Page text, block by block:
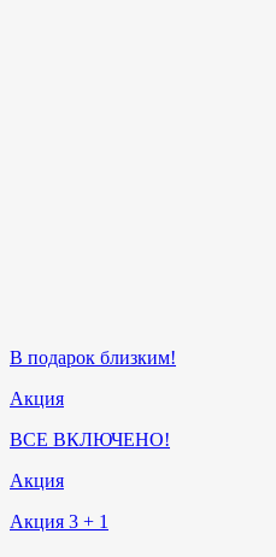
В подарок близким!
Акция
ВСЕ ВКЛЮЧЕНО!
Акция
Акция 3 + 1